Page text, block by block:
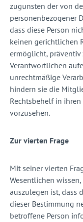
zugunsten der von
personenbezogener
dass diese Person
keinen gerichtlichen
ermöglicht, präventiv
Verantwortlichen
unrechtmäßige
hindern sie die
Rechtsbehelf in
vorzusehen.
Zur vierten Frage
Mit seiner vierten
Wesentlichen wissen,
auszulegen ist, dass
dieser Bestimmung
betroffene Person